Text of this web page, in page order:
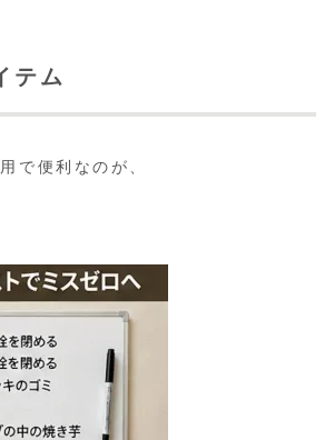
テム
で便利なのが、